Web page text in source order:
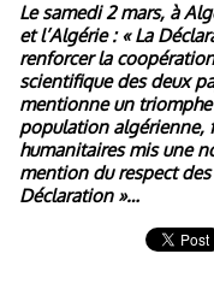
Le samedi 2 mars, à
et l’Algérie : « La
renforcer la
scientifique des deux
mentionne un triomphe
population algérienne,
humanitaires mis une
mention du respect
Déclaration »…